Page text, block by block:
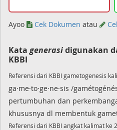
Ayoo Cek Dokumen atau
Kata generasidigunakan
KBBI
Referensi dari KBBI gametogenesis
ga·me·to·ge·ne·sis /
pertumbuhan dan
khususnya dl membentuk
Referensi dari KBBI angkat kalimat ke